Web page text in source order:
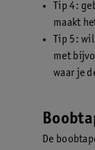
Tip 4:
maakt
Tip 5:
met
waar je
De